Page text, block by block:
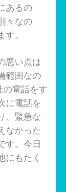
あるの
々なの
。
悪い点は
範囲なの
の電話をす
に電話を
、緊急な
なかった
す。今日
にもたく